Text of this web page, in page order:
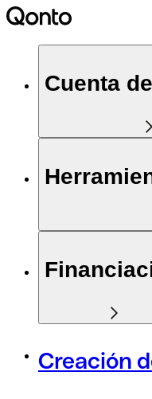
Cuenta
Creación